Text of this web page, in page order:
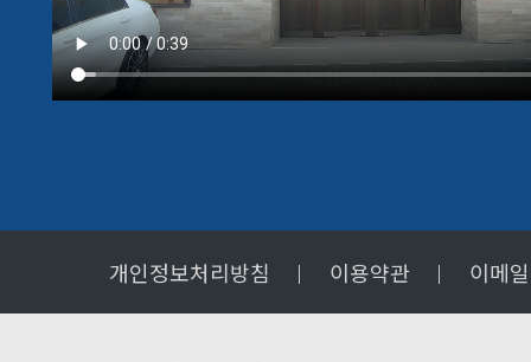
개인정보처리방침 이용약관 이메